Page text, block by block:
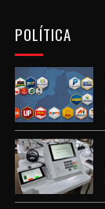
POLÍTICA